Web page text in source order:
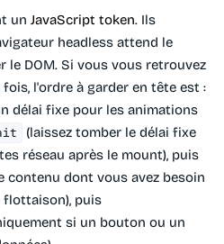
un JavaScript token. Ils
headless attend le
le DOM. Si vous vous retrouvez
l'ordre à garder en tête est :
délai fixe pour les animations
(laissez tomber le délai fixe
réseau après le mount), puis
contenu dont vous avez besoin
flottaison), puis
si un bouton ou un